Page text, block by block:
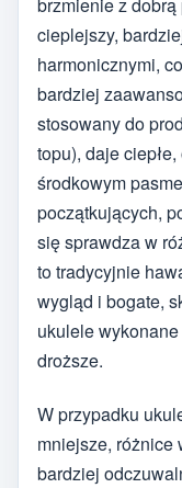
brzmienie z
cieplejszy,
harmonicznymi,
bardziej
stosowany do
topu), daje
środkowym
początkujących,
się sprawdza w
to tradycyjnie
wygląd i bogate,
ukulele
droższe.
W przypadku
mniejsze, różnice
bardziej